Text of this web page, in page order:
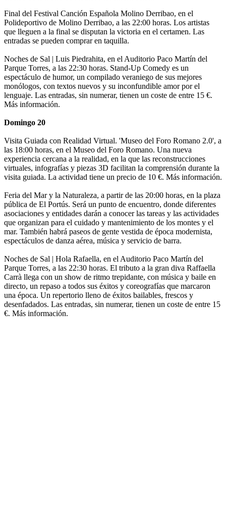
Final del Festival Canción Española Molino Derribao, en el
Polideportivo de Molino Derribao, a las 22:00 horas. Los artistas
que lleguen a la final se disputan la victoria en el certamen. Las
entradas se pueden comprar en taquilla.
Noches de Sal | Luis Piedrahita, en el Auditorio Paco Martín del
Parque Torres, a las 22:30 horas. Stand-Up Comedy es un
espectáculo de humor, un compilado veraniego de sus mejores
monólogos, con textos nuevos y su inconfundible amor por el
lenguaje. Las entradas, sin numerar, tienen un coste de entre 15 €.
Más información.
Domingo 20
Visita Guiada con Realidad Virtual. 'Museo del Foro Romano 2.0', a
las 18:00 horas, en el Museo del Foro Romano. Una nueva
experiencia cercana a la realidad, en la que las reconstrucciones
virtuales, infografías y piezas 3D facilitan la comprensión durante la
visita guiada. La actividad tiene un precio de 10 €. Más información.
Feria del Mar y la Naturaleza, a partir de las 20:00 horas, en la plaza
pública de El Portús. Será un punto de encuentro, donde diferentes
asociaciones y entidades darán a conocer las tareas y las actividades
que organizan para el cuidado y mantenimiento de los montes y el
mar. También habrá paseos de gente vestida de época modernista,
espectáculos de danza aérea, música y servicio de barra.
Noches de Sal | Hola Rafaella, en el Auditorio Paco Martín del
Parque Torres, a las 22:30 horas. El tributo a la gran diva Raffaella
Carrà llega con un show de ritmo trepidante, con música y baile en
directo, un repaso a todos sus éxitos y coreografías que marcaron
una época. Un repertorio lleno de éxitos bailables, frescos y
desenfadados. Las entradas, sin numerar, tienen un coste de entre 15
€. Más información.